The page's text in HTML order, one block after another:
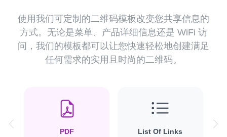
使用我们可定制的二维码模板改变您共享信息的
方式。无论是菜单、产品详细信息还是 WiFi 访
问，我们的模板都可以让您快速轻松地创建满足
任何需求的实用且时尚的二维码。
PDF List Of Links
Previous